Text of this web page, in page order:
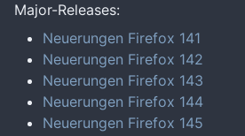
Major-Releases:
Neuerungen Firefox 141
Neuerungen Firefox 142
Neuerungen Firefox 143
Neuerungen Firefox 144
Neuerungen Firefox 145